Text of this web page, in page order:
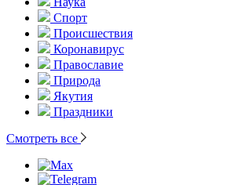
Спорт
Происшествия
Коронавирус
Православие
Природа
Якутия
Праздники
Смотреть все